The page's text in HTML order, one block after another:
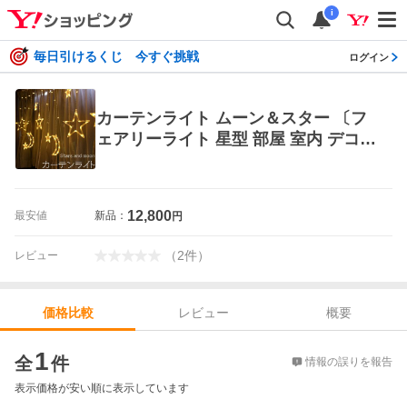
i
毎日引けるくじ 今すぐ挑戦 ログイン
カーテンライト ムーン＆スター 〔フ
ェアリーライト 星型 部屋 室内 デコレ
最安値 新品： 12,800円
レビュー （2件）
価格比較 レビュー
概要
全1件 情報の誤りを報告
表示価格が安い順に表示しています